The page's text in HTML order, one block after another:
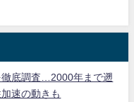
徹底調査…2000年まで遡
速の動きも